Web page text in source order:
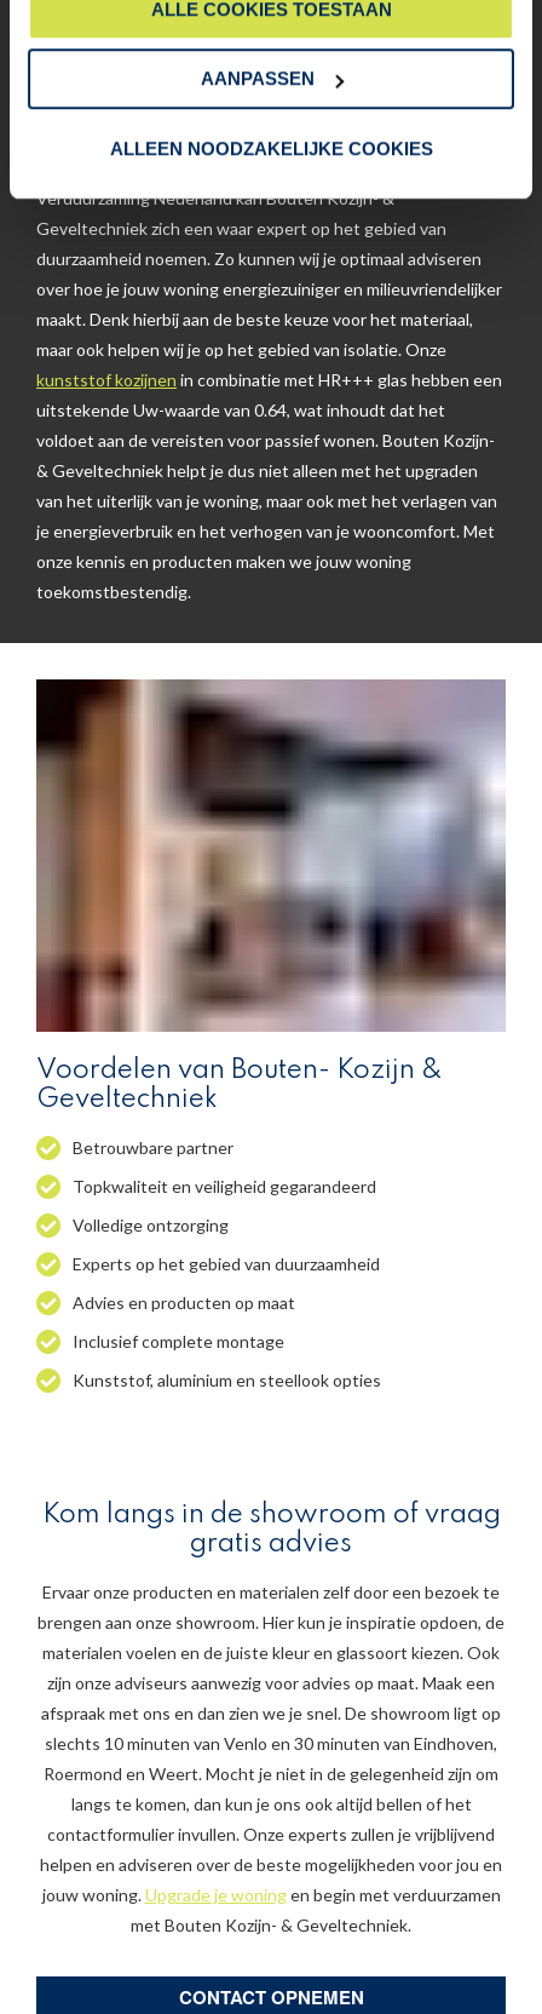
ALLE COOKIES TOESTAAN
AANPASSEN
ALLEEN NOODZAKELIJKE COOKIES
Met de stijgende energiekosten en strengere eisen voor
, is duurzaamheid een belangrijk onderdeel van
Bouten Kozijn- & Geveltechniek. De relevantie van dit
onderwerp kan niet onderschat worden. Dankzij onze
Verduurzaming Nederland kan Bouten Kozijn- &
Geveltechniek zich een waar expert op het gebied van
duurzaamheid noemen. Zo kunnen wij je optimaal adviseren
over hoe je jouw woning energiezuiniger en milieuvriendelijker
maakt. Denk hierbij aan de beste keuze voor het materiaal,
maar ook helpen wij je op het gebied van isolatie. Onze
kunststof kozijnen in combinatie met HR+++ glas hebben een
uitstekende Uw-waarde van 0.64, wat inhoudt dat het
voldoet aan de vereisten voor passief wonen. Bouten Kozijn-
& Geveltechniek helpt je dus niet alleen met het upgraden
van het uiterlijk van je woning, maar ook met het verlagen van
je energieverbruik en het verhogen van je wooncomfort. Met
onze kennis en producten maken we jouw woning
toekomstbestendig.
Voordelen van Bouten- Kozijn &
Geveltechniek
Betrouwbare partner
Topkwaliteit en veiligheid gegarandeerd
Volledige ontzorging
Experts op het gebied van duurzaamheid
Advies en producten op maat
Inclusief complete montage
Kunststof, aluminium en steellook opties
Kom langs in de showroom of vraag
gratis advies
Ervaar onze producten en materialen zelf door een bezoek te
brengen aan onze showroom. Hier kun je inspiratie opdoen, de
materialen voelen en de juiste kleur en glassoort kiezen. Ook
zijn onze adviseurs aanwezig voor advies op maat. Maak een
afspraak met ons en dan zien we je snel. De showroom ligt op
slechts 10 minuten van Venlo en 30 minuten van Eindhoven,
Roermond en Weert. Mocht je niet in de gelegenheid zijn om
langs te komen, dan kun je ons ook altijd bellen of het
contactformulier invullen. Onze experts zullen je vrijblijvend
helpen en adviseren over de beste mogelijkheden voor jou en
jouw woning.Upgrade je woningen begin met verduurzamen
met Bouten Kozijn- & Geveltechniek.
CONTACT OPNEMEN